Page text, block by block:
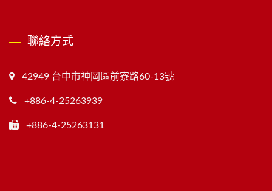
聯絡方式
42949 台中市神岡區前寮路60-13號
+886-4-25263939
+886-4-25263131